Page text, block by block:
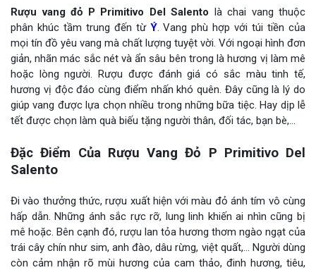
Rượu vang đỏ P Primitivo Del Salento là chai vang thuộc
phân khúc tầm trung đến từ Ý. Vang phù hợp với túi tiền của
mọi tín đồ yêu vang mà chất lượng tuyệt vời. Với ngoại hình đơn
giản, nhãn mác sắc nét và ẩn sâu bên trong là hương vị làm mê
hoặc lòng người. Rượu được đánh giá có sắc màu tinh tế,
hương vị độc đáo cùng điểm nhấn khó quên. Đây cũng là lý do
giúp vang được lựa chọn nhiều trong những bữa tiệc. Hay dịp lễ
tết được chọn làm quà biếu tặng người thân, đối tác, bạn bè,…
Đặc Điểm Của Rượu Vang Đỏ P Primitivo Del
Salento
Đi vào thưởng thức, rượu xuất hiện với màu đỏ ánh tím vô cùng
hấp dẫn. Những ánh sắc rực rỡ, lung linh khiến ai nhìn cũng bị
mê hoặc. Bên cạnh đó, rượu lan tỏa hương thơm ngào ngạt của
trái cây chín như sim, anh đào, dâu rừng, việt quất,… Người dùng
còn cảm nhận rõ mùi hương của cam thảo, đinh hương, tiêu,